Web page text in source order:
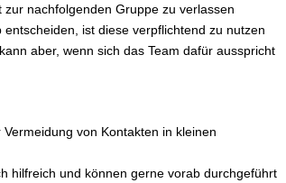
nachfolgenden Gruppe zu verlassen
ist diese verpflichtend zu nutzen
aber, wenn sich das Team dafür ausspricht
von Kontakten in kleinen
hilfreich und können gerne vorab durchgeführt